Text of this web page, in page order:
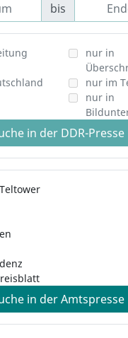
bis
nur in
nur im
nur in
in der DDR-Presse
in der Amtspresse